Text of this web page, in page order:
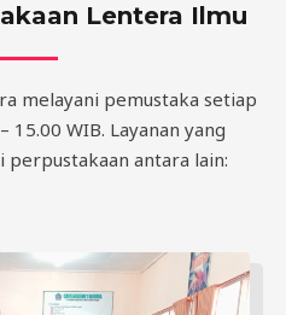
Lentera Ilmu
melayani pemustaka setiap
15.00 WIB. Layanan yang
perpustakaan antara lain: